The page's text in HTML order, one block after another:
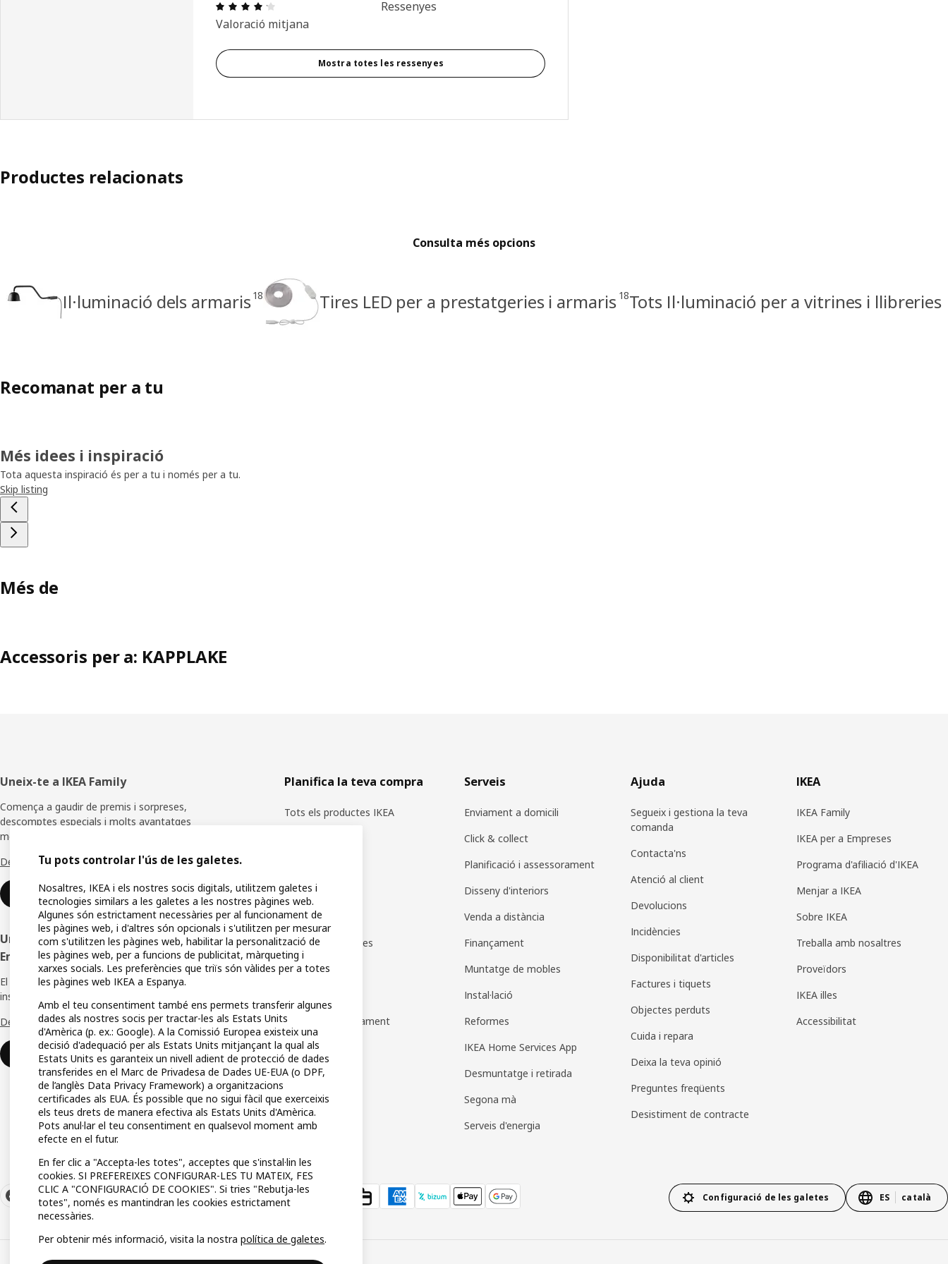
Ressenya: 4.2 de 5 estrelles. Revisions totals: 191
Valoració mitjana
Ressenyes
Mostra totes les ressenyes
Productes relacionats
Consulta més opcions
Il·luminació dels armaris 18 Tires LED per a prestatgeries i armaris 18Tots Il·luminació per a vitrines i llibreries
Recomanat per a tu
Més idees i inspiració
Tota aquesta inspiració és per a tu i només per a tu.
Skip listing
Més de
Accessoris per a: KAPPLAKE
Peu
de
pàgina
Uneix-te a IKEA Family
Comença a gaudir de premis i sorpreses,
descomptes especials i molts avantatges
més.
Descobreix tots els beneficis
Uneix-te o inicia sessió
Uneix-te a la Xarxa IKEA per a
Empreses
El club d'empreses que t'ofereix ofertes,
inspiració i consells per al teu negoci.
Descobreix tots els avantatges
Uneix-te o inicia sessió
Planifica la teva compra
Tots els productes IKEA
Comprar a IKEA
IKEA Apps
Guies de productes
Llista de regals
Mètodes de pagament
Serveis
Enviament a domicili
Click & collect
Planificació i assessorament
Disseny d'interiors
Venda a distància
Finançament
Muntatge de mobles
Instal·lació
Reformes
IKEA Home Services App
Desmuntatge i retirada
Segona mà
Serveis d'energia
Ajuda
Segueix i gestiona la teva
comanda
Contacta'ns
Atenció al client
Devolucions
Incidències
Disponibilitat d'articles
Factures i tiquets
Objectes perduts
Cuida i repara
Deixa la teva opinió
Preguntes freqüents
Desistiment de contracte
IKEA
IKEA Family
IKEA per a Empreses
Programa d'afiliació d'IKEA
Menjar a IKEA
Sobre IKEA
Treballa amb nosaltres
Proveïdors
IKEA illes
Accessibilitat
Configuració de les galetes ES català
Tu pots controlar l'ús de les galetes.
Nosaltres, IKEA i els nostres socis digitals, utilitzem galetes i
tecnologies similars a les galetes a les nostres pàgines web.
Algunes són estrictament necessàries per al funcionament de
les pàgines web, i d'altres són opcionals i s'utilitzen per mesurar
com s'utilitzen les pàgines web, habilitar la personalització de
les pàgines web, per a funcions de publicitat, màrqueting i
xarxes socials. Les preferències que triïs són vàlides per a totes
les pàgines web IKEA a Espanya.
Amb el teu consentiment també ens permets transferir algunes
dades als nostres socis per tractar-les als Estats Units
d'Amèrica (p. ex.: Google). A la Comissió Europea existeix una
decisió d'adequació per als Estats Units mitjançant la qual als
Estats Units es garanteix un nivell adient de protecció de dades
transferides en el Marc de Privadesa de Dades UE-EUA (o DPF,
de l’anglès Data Privacy Framework) a organitzacions
certificades als EUA. És possible que no sigui fàcil que exerceixis
els teus drets de manera efectiva als Estats Units d'Amèrica.
Pots anul·lar el teu consentiment en qualsevol moment amb
efecte en el futur.
En fer clic a "Accepta-les totes", acceptes que s'instal·lin les
cookies. SI PREFEREIXES CONFIGURAR-LES TU MATEIX, FES
CLIC A "CONFIGURACIÓ DE COOKIES". Si tries "Rebutja-les
totes", només es mantindran les cookies estrictament
necessàries.
Per obtenir més informació, visita la nostra política de galetes.